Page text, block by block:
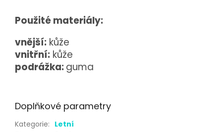
Použité materiály:
vnější: kůže
vnitřní: kůže
podrážka:guma
Doplňkové parametry
Kategorie: Letní